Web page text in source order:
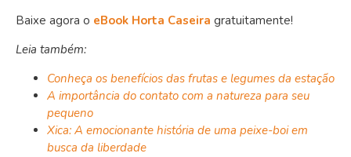
Baixe agora o eBook Horta Caseira gratuitamente!
Leia também:
Conheça os benefícios das frutas e legumes da estação
A importância do contato com a natureza para seu
pequeno
Xica: A emocionante história de uma peixe-boi em
busca da liberdade